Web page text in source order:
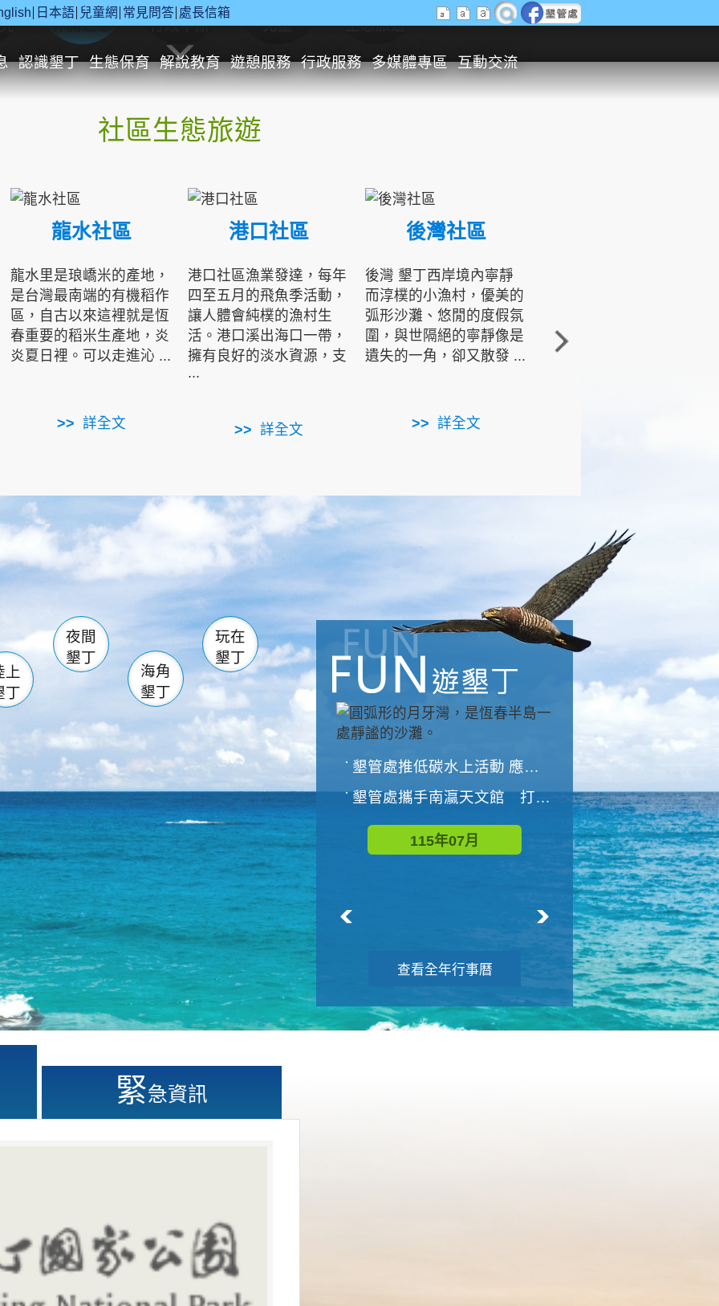
日本語 兒童網 常見問答 處長信箱
認識墾丁 生態保育 解說教育 遊憩服務 行政服務 多媒體專區 互動交流
休閒遊憩 行政申辦 兒童 生態旅遊
社區生態旅遊
龍水社區
龍水里是琅嶠米的產地，
是台灣最南端的有機稻作
區，自古以來這裡就是恆
春重要的稻米生產地，炎
炎夏日裡。可以走進沁 ...
詳全文
港口社區
港口社區漁業發達，每年
四至五月的飛魚季活動，
讓人體會純樸的漁村生
活。港口溪出海口一帶，
擁有良好的淡水資源，支
...
詳全文
後灣社區
後灣 墾丁西岸境內寧靜
而淳樸的小漁村，優美的
弧形沙灘、悠閒的度假氛
圍，與世隔絕的寧靜像是
遺失的一角，卻又散發 ...
詳全文
角的端點，冬季海浪拍打
著礁岸，旺盛的侵蝕作
南仁湖
滿州 佳樂水
森林遊樂區
墾管處遊客中心
社頂公園 風吹沙
船帆石 龍磐公園
香蕉灣 龍坑
鵝鑾鼻
上
丁
夜間
墾丁
海角
墾丁
玩在
墾丁
墾管處推低碳水上活動 應屆畢業生限額免費參加
墾管處攜手南瀛天文館 打造沉浸式天文探索營隊
115年07月
與國家公園有約-優游潮間
115年08月
查看全年行事曆
緊急資訊